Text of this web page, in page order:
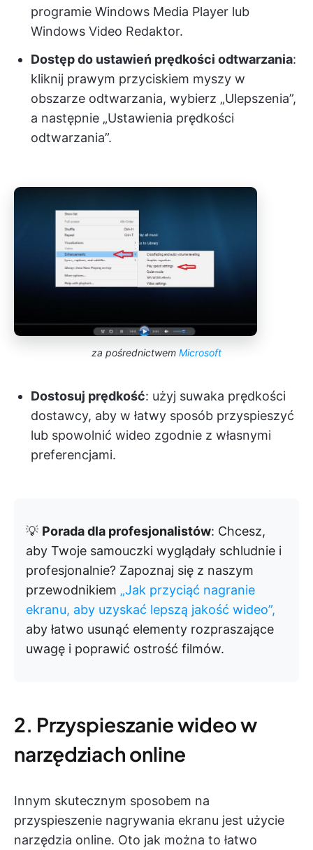
programie Windows Media Player lub
Windows Video Redaktor.
Dostęp do ustawień prędkości odtwarzania:
kliknij prawym przyciskiem myszy w
obszarze odtwarzania, wybierz „Ulepszenia”,
a następnie „Ustawienia prędkości
odtwarzania”.
za pośrednictwem Microsoft
Dostosuj prędkość: użyj suwaka prędkości
dostawcy, aby w łatwy sposób przyspieszyć
lub spowolnić wideo zgodnie z własnymi
preferencjami.
💡 Porada dla profesjonalistów: Chcesz,
aby Twoje samouczki wyglądały schludnie i
profesjonalnie? Zapoznaj się z naszym
przewodnikiem „Jak przyciąć nagranie
ekranu, aby uzyskać lepszą jakość wideo”,
aby łatwo usunąć elementy rozpraszające
uwagę i poprawić ostrość filmów.
2. Przyspieszanie wideo w
narzędziach online
Innym skutecznym sposobem na
przyspieszenie nagrywania ekranu jest użycie
narzędzia online. Oto jak można to łatwo